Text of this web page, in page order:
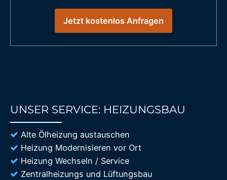
Jetzt kostenlos Anfragen
UNSER SERVICE: HEIZUNGSBAU
Alte Ölheizung austauschen
Heizung Modernisieren vor Ort
Heizung Wechseln / Service
Zentralheizungs und Lüftungsbau